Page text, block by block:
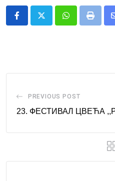
WhatsappPrint
PREVIOUS POST
23. ФЕСТИВАЛ ЦВЕЋА